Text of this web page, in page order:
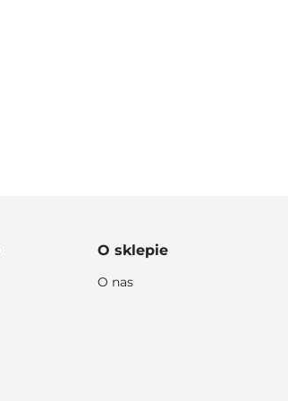
O sklepie
O nas